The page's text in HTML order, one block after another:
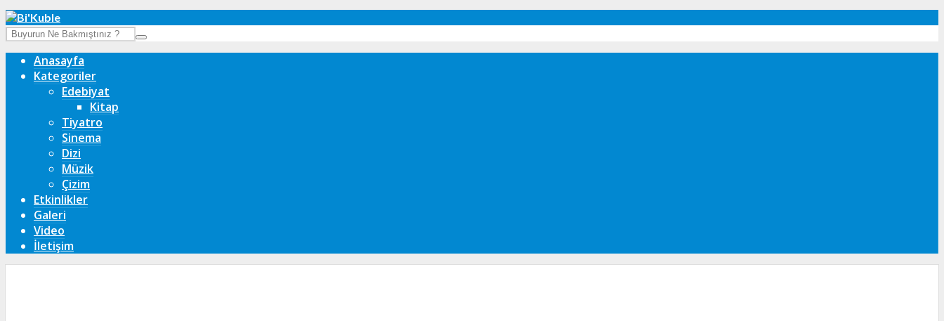
Anasayfa
Kategoriler
Edebiyat
Kitap
Tiyatro
Sinema
Dizi
Müzik
Çizim
Etkinlikler
Galeri
Video
İletişim